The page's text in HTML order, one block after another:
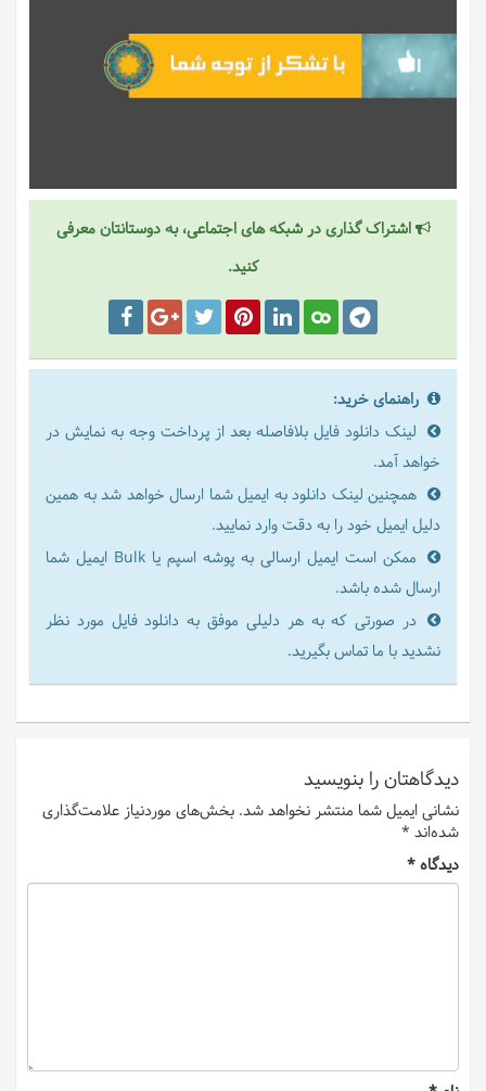
اشتراک گذاری در شبکه های اجتماعی، به دوستانتان معرفی
کنید.
راهنمای خرید:
لینک دانلود فایل بلافاصله بعد از پرداخت وجه به نمایش در
خواهد آمد.
همچنین لینک دانلود به ایمیل شما ارسال خواهد شد به همین
دلیل ایمیل خود را به دقت وارد نمایید.
ممکن است ایمیل ارسالی به پوشه اسپم یا Bulk ایمیل شما
ارسال شده باشد.
در صورتی که به هر دلیلی موفق به دانلود فایل مورد نظر
نشدید با ما تماس بگیرید.
دیدگاهتان را بنویسید
نشانی ایمیل شما منتشر نخواهد شد. بخش‌های موردنیاز علامت‌گذاری
شده‌اند *
دیدگاه*